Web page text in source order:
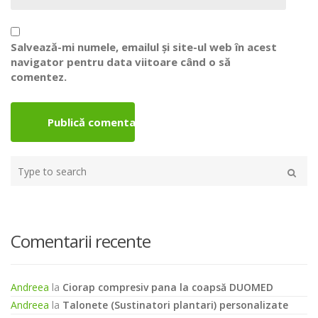
Salvează-mi numele, emailul și site-ul web în acest
navigator pentru data viitoare când o să
comentez.
your
Comentarii recente
Andreea la Ciorap compresiv pana la coapsă DUOMED
Andreea la Talonete (Sustinatori plantari) personalizate